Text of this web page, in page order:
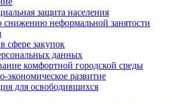
защита населения
снижению неформальной занятости
сфере закупок
данных
комфортной городской среды
экономическое развитие
для освободившихся